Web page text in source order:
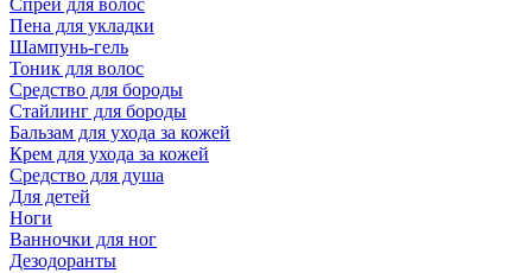
Спрей для волос
Пена для укладки
Шампунь-гель
Тоник для волос
Средство для бороды
Стайлинг для бороды
Бальзам для ухода за кожей
Крем для ухода за кожей
Средство для душа
Для детей
Ноги
Ванночки для ног
Дезодоранты